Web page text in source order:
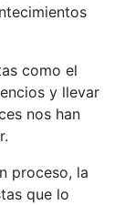
como el
y llevar
nos han
proceso, la
que lo